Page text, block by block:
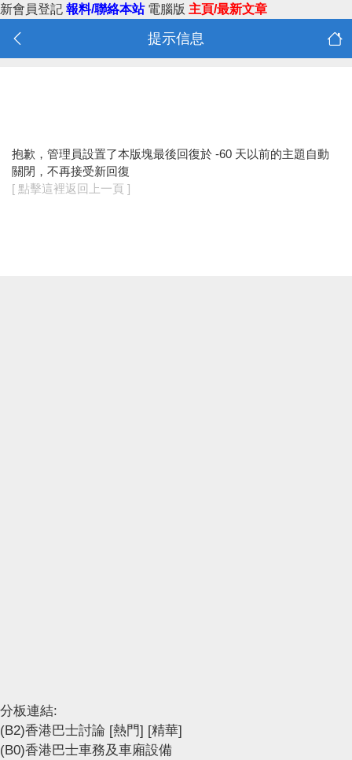
新會員登記 報料/聯絡本站 電腦版 主頁/最新文章
提示信息
抱歉，管理員設置了本版塊最後回復於 -60 天以前的主題自動
關閉，不再接受新回復
[ 點擊這裡返回上一頁 ]
分板連結:
(B2)香港巴士討論 [熱門] [精華]
(B0)香港巴士車務及車廂設備